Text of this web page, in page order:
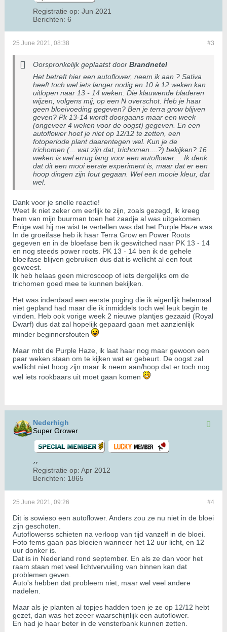
Registratie op: Jun 2021
Berichten: 6
#3
25 June 2021, 08:38
Oorspronkelijk geplaatst door Brandnetel
Het betreft hier een autoflower, neem ik aan ? Sativa
heeft toch wel iets langer nodig en 10 à 12 weken kan
uitlopen naar 13 - 14 weken. Die klauwende bladeren
wijzen, volgens mij, op een N overschot. Heb je haar
geen bloeivoeding gegeven? Ben je terra grow blijven
geven? Pk 13-14 wordt doorgaans maar een week
(ongeveer 4 weken voor de oogst) gegeven. En een
autoflower hoef je niet op 12/12 te zetten, een
fotoperiode plant daarentegen wel. Kun je de
trichomen (... wat zijn dat, trichomen....?) bekijken? 16
weken is wel errug lang voor een autoflower.... Ik denk
dat dit een mooi eerste experiment is, maar dat er een
hoop dingen zijn fout gegaan. Wel een mooie kleur, dat
wel.
Dank voor je snelle reactie!
Weet ik niet zeker om eerlijk te zijn, zoals gezegd, ik kreeg
hem van mijn buurman toen het zaadje al was uitgekomen.
Enige wat hij me wist te vertellen was dat het Purple Haze was.
In de groeifase heb ik haar Terra Grow en Power Roots
gegeven en in de bloefase ben ik geswitched naar PK 13 - 14
en nog steeds power roots. PK 13 - 14 ben ik de gehele
bloeifase blijven gebruiken dus dat is wellicht al een fout
geweest.
Ik heb helaas geen microscoop of iets dergelijks om de
trichomen goed mee te kunnen bekijken.
Het was inderdaad een eerste poging die ik eigenlijk helemaal
niet gepland had maar die ik inmiddels toch wel leuk begin te
vinden. Heb ook vorige week 2 nieuwe plantjes gezaaid (Royal
Dwarf) dus dat zal hopelijk gepaard gaan met aanzienlijk
minder beginnersfouten
Maar mbt de Purple Haze, ik laat haar nog maar gewoon een
paar weken staan om te kijken wat er gebeurt. De oogst zal
wellicht niet hoog zijn maar ik neem aan/hoop dat er toch nog
wel iets rookbaars uit moet gaan komen
Nederhigh
Super Grower
Registratie op: Apr 2012
Berichten: 1865
#4
25 June 2021, 09:26
Dit is sowieso een autoflower. Anders zou ze nu niet in de bloei
zijn geschoten.
Autoflowerss schieten na verloop van tijd vanzelf in de bloei.
Foto fems gaan pas bloeien wanneer het 12 uur licht, en 12
uur donker is.
Dat is in Nederland rond september. En als ze dan voor het
raam staan met veel lichtvervuiling van binnen kan dat
problemen geven.
Auto's hebben dat probleem niet, maar wel veel andere
nadelen.
Maar als je planten al topjes hadden toen je ze op 12/12 hebt
gezet, dan was het zeeer waarschijnlijk een autoflower.
En had je haar beter in de vensterbank kunnen zetten.